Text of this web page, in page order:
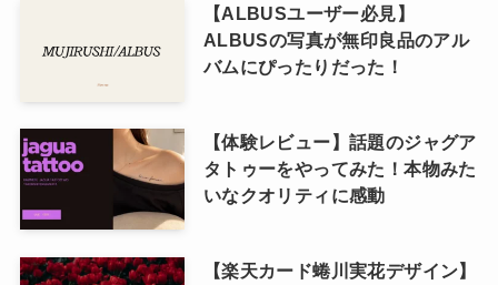
【ALBUSユーザー必見】
ALBUSの写真が無印良品のアル
バムにぴったりだった！
【体験レビュー】話題のジャグア
タトゥーをやってみた！本物みた
いなクオリティに感動
【楽天カード蜷川実花デザイン】